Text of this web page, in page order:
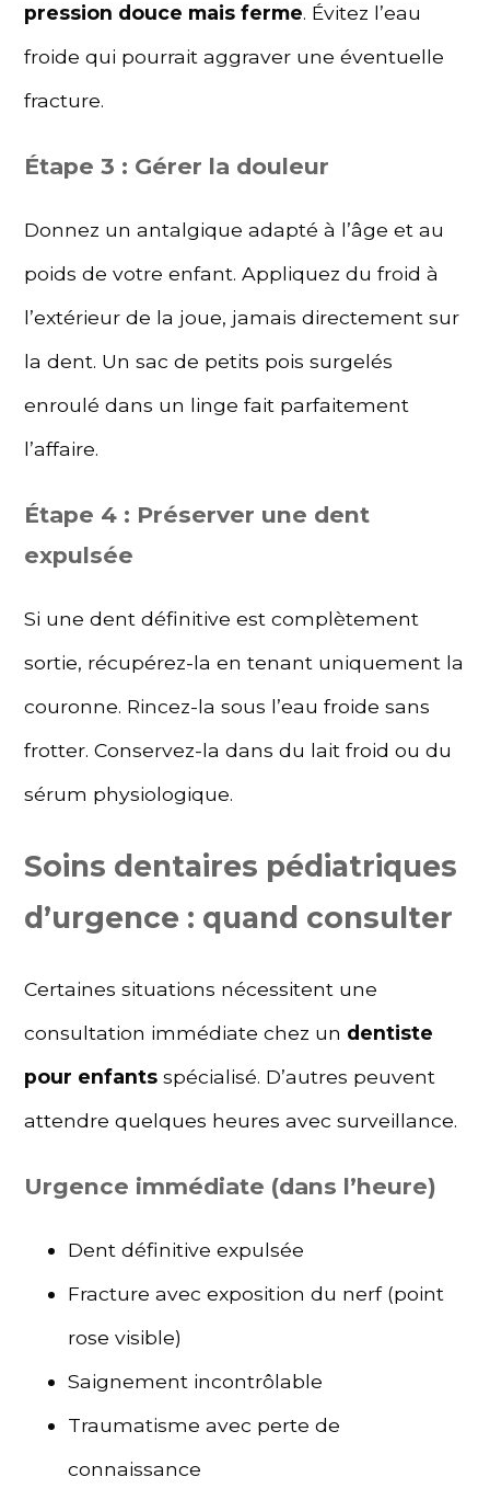
pression douce mais ferme. Évitez l’eau
froide qui pourrait aggraver une éventuelle
fracture.
Étape 3 : Gérer la douleur
Donnez un antalgique adapté à l’âge et au
poids de votre enfant. Appliquez du froid à
l’extérieur de la joue, jamais directement sur
la dent. Un sac de petits pois surgelés
enroulé dans un linge fait parfaitement
l’affaire.
Étape 4 : Préserver une dent
expulsée
Si une dent définitive est complètement
sortie, récupérez-la en tenant uniquement la
couronne. Rincez-la sous l’eau froide sans
frotter. Conservez-la dans du lait froid ou du
sérum physiologique.
Soins dentaires pédiatriques
d’urgence : quand consulter
Certaines situations nécessitent une
consultation immédiate chez un dentiste
pour enfantsspécialisé. D’autres peuvent
attendre quelques heures avec surveillance.
Urgence immédiate (dans l’heure)
Dent définitive expulsée
Fracture avec exposition du nerf (point
rose visible)
Saignement incontrôlable
Traumatisme avec perte de
connaissance